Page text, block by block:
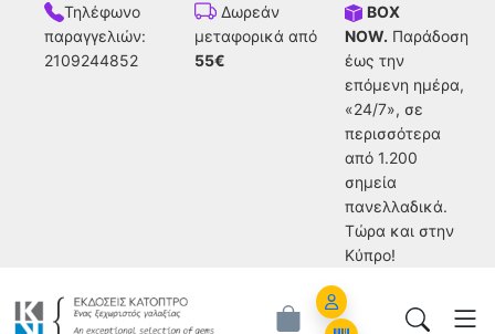
Τηλέφωνο
παραγγελιών:
2109244852
Δωρεάν
μεταφορικά από
55€
BOX
NOW. Παράδοση
έως την
επόμενη ημέρα,
«24/7», σε
περισσότερα
από 1.200
σημεία
πανελλαδικά.
Tώρα και στην
Κύπρο!
Account